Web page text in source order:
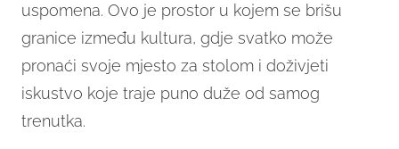
uspomena. Ovo je prostor u kojem se brišu
granice između kultura, gdje svatko može
pronaći svoje mjesto za stolom i doživjeti
iskustvo koje traje puno duže od samog
trenutka.